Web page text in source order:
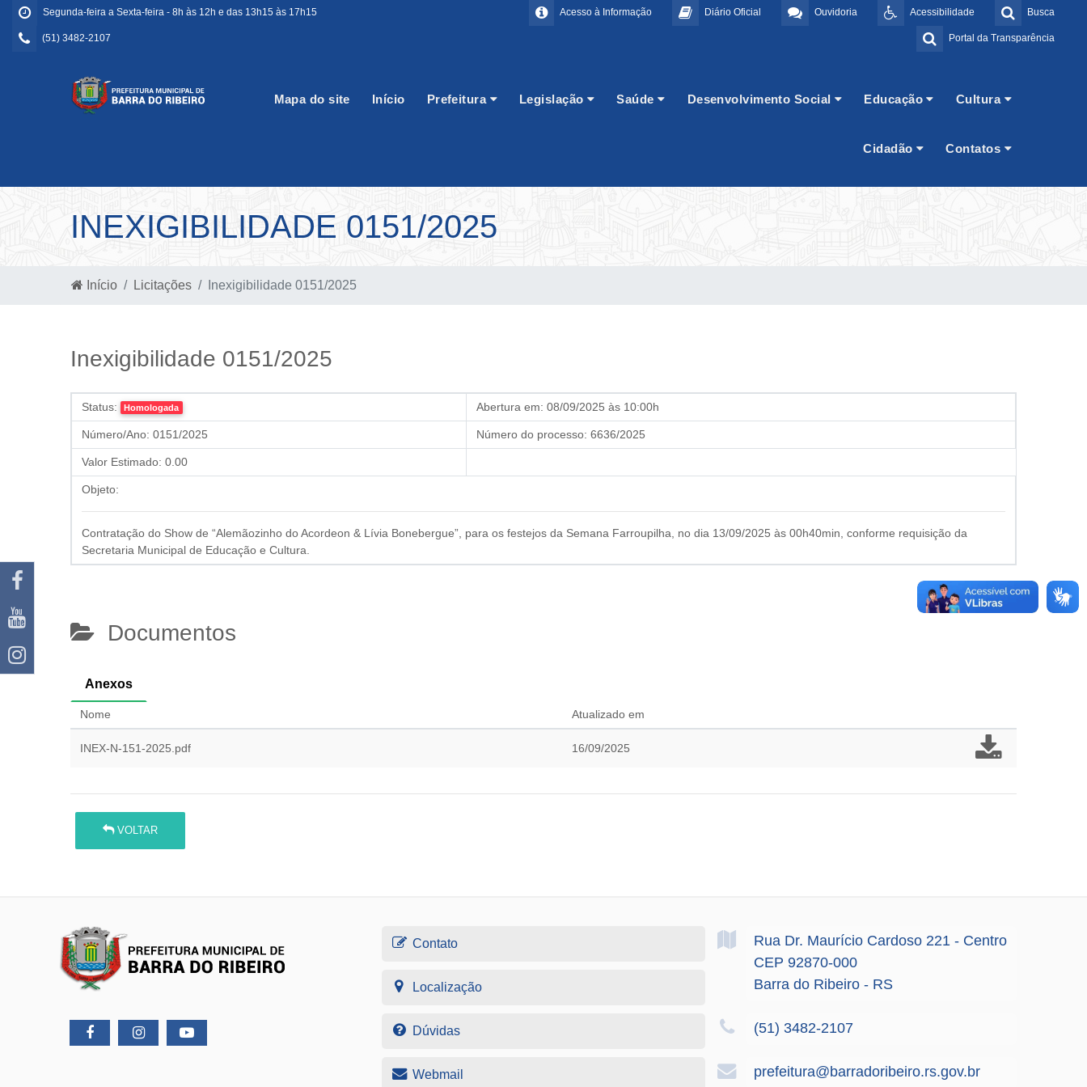
Segunda-feira a Sexta-feira - 8h às 12h e das 13h15 às 17h15
(51) 3482-2107
Busca
Acessibilidade
Ouvidoria
Diário Oficial
Acesso à Informação
Portal da Transparência
Mapa do site Início Prefeitura Legislação Saúde Desenvolvimento Social Educação Cultura
Cidadão Contatos
INEXIGIBILIDADE 0151/2025
Início Licitações Inexigibilidade 0151/2025
Inexigibilidade 0151/2025
Status: Homologada Abertura em: 08/09/2025 às 10:00h
Número/Ano: 0151/2025 Número do processo: 6636/2025
Valor Estimado: 0.00
Objeto:
Contratação do Show de “Alemãozinho do Acordeon & Lívia Bonebergue”, para os festejos da Semana Farroupilha, no dia 13/09/2025 às 00h40min, conforme requisição da
Secretaria Municipal de Educação e Cultura.
Documentos
Anexos
Nome Atualizado em
INEX-N-151-2025.pdf 16/09/2025
VOLTAR
Contato
Localização
Dúvidas
Webmail
Rua Dr. Maurício Cardoso 221 - Centro
CEP 92870-000
Barra do Ribeiro - RS
(51) 3482-2107
prefeitura@barradoribeiro.rs.gov.br